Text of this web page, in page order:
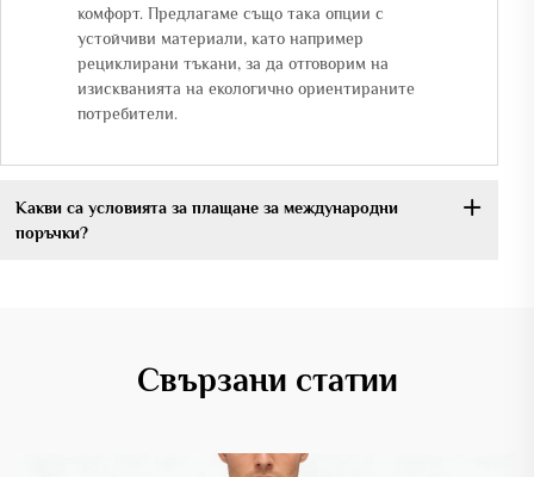
комфорт. Предлагаме също така опции с
устойчиви материали, като например
рециклирани тъкани, за да отговорим на
изискванията на екологично ориентираните
потребители.
Какви са условията за плащане за международни
поръчки?
Свързани статии